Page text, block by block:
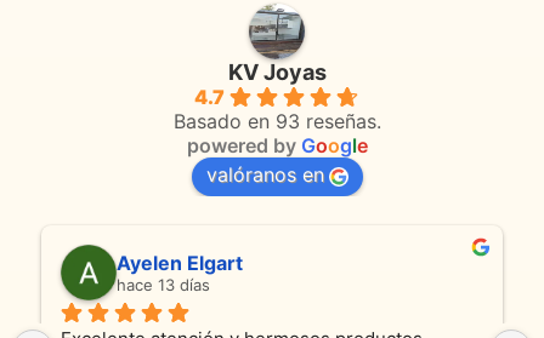
KV Joyas
4.7
Basado en 93 reseñas.
powered by Google
valóranos en
Ayelen Elgart
hace 13 días